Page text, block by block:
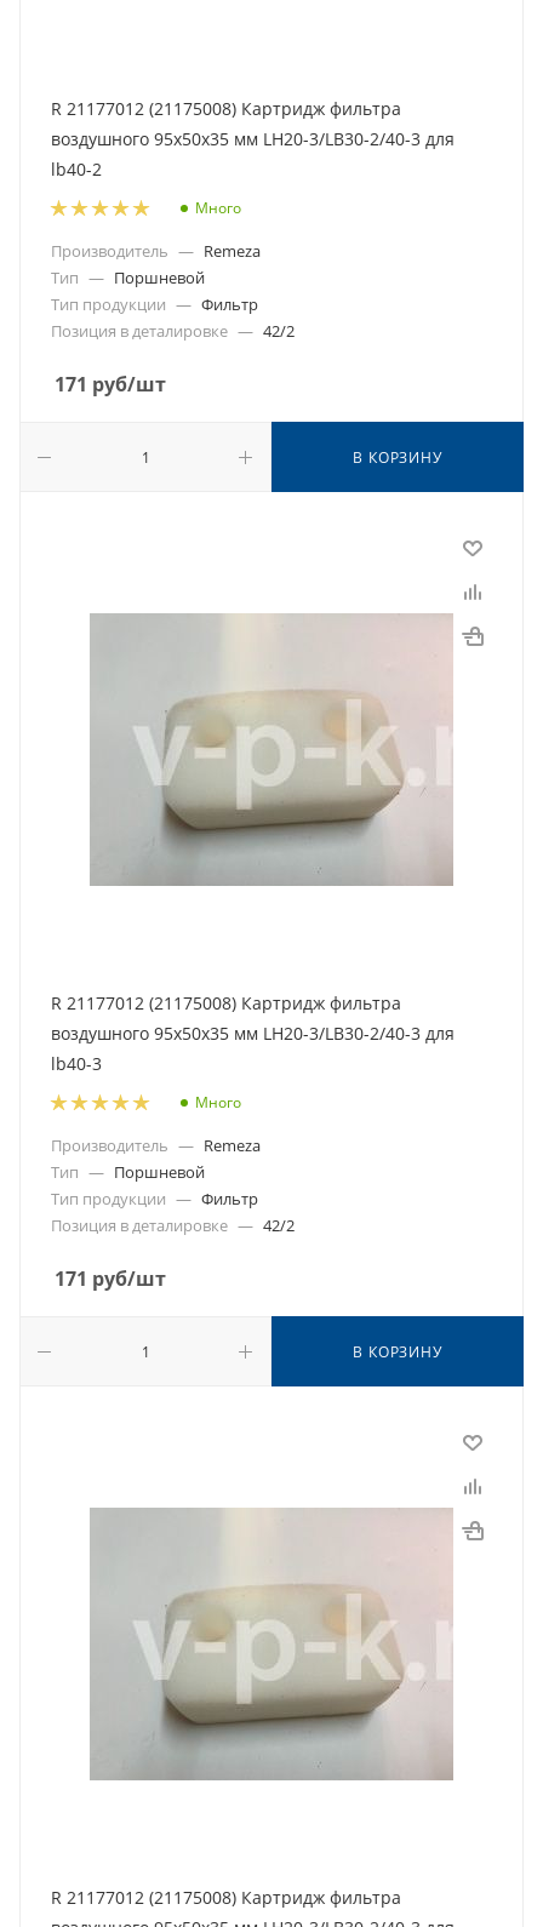
R 21177012 (21175008) Картридж фильтра
воздушного 95x50x35 мм LH20-3/LB30-2/40-3 для
lb40-2
Много
Производитель — Remeza
Тип — Поршневой
Тип продукции — Фильтр
Позиция в деталировке — 42/2
171 руб/шт
В КОРЗИНУ
R 21177012 (21175008) Картридж фильтра
воздушного 95x50x35 мм LH20-3/LB30-2/40-3 для
lb40-3
Много
Производитель — Remeza
Тип — Поршневой
Тип продукции — Фильтр
Позиция в деталировке — 42/2
171 руб/шт
В КОРЗИНУ
R 21177012 (21175008) Картридж фильтра